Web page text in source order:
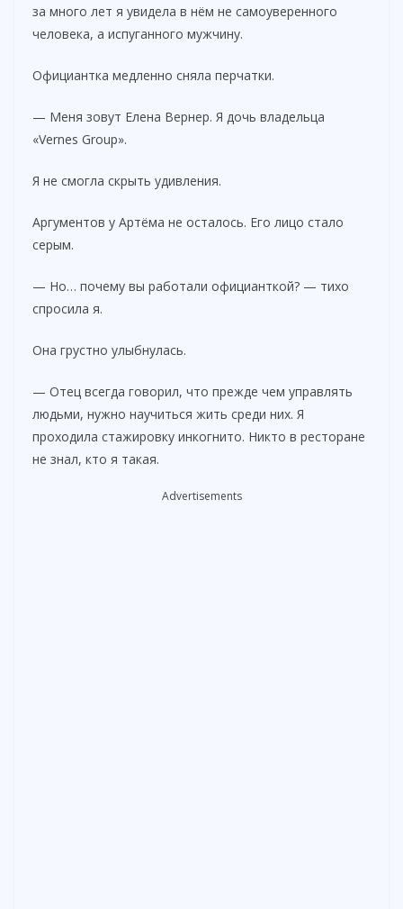
за много лет я увидела в нём не самоуверенного
человека, а испуганного мужчину.
Официантка медленно сняла перчатки.
— Меня зовут Елена Вернер. Я дочь владельца
«Vernes Group».
Я не смогла скрыть удивления.
Аргументов у Артёма не осталось. Его лицо стало
серым.
— Но… почему вы работали официанткой? — тихо
спросила я.
Она грустно улыбнулась.
— Отец всегда говорил, что прежде чем управлять
людьми, нужно научиться жить среди них. Я
проходила стажировку инкогнито. Никто в ресторане
не знал, кто я такая.
Advertisements